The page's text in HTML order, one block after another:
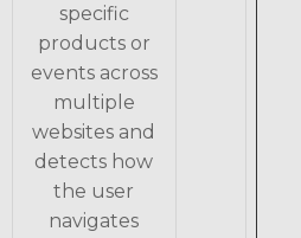
specific
products or
events across
multiple
websites and
detects how
the user
navigates